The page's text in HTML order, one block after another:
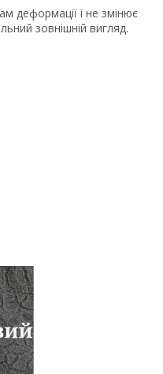
деформації і не змінює
зовнішній вигляд.